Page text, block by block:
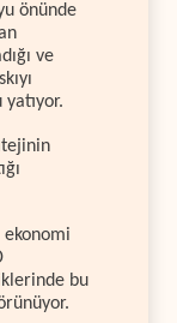
önünde
ve
ekonomi
bu